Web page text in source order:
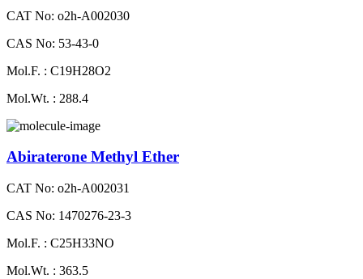
CAT No: o2h-A002030
CAS No: 53-43-0
Mol.F. : C19H28O2
Mol.Wt. : 288.4
Abiraterone Methyl Ether
CAT No: o2h-A002031
CAS No: 1470276-23-3
Mol.F. : C25H33NO
Mol.Wt. : 363.5